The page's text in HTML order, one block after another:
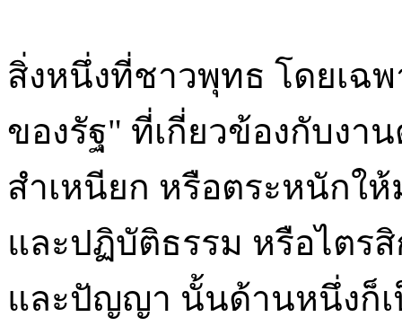
สิ่งหนึ่งที่ชาวพุทธ โดยเฉ
ของรัฐ" ที่เกี่ยวข้องกับงา
สำเหนียก หรือตระหนักใ
และปฏิบัติธรรม หรือไตร
และปัญญา นั้นด้านหนึ่งก็เ